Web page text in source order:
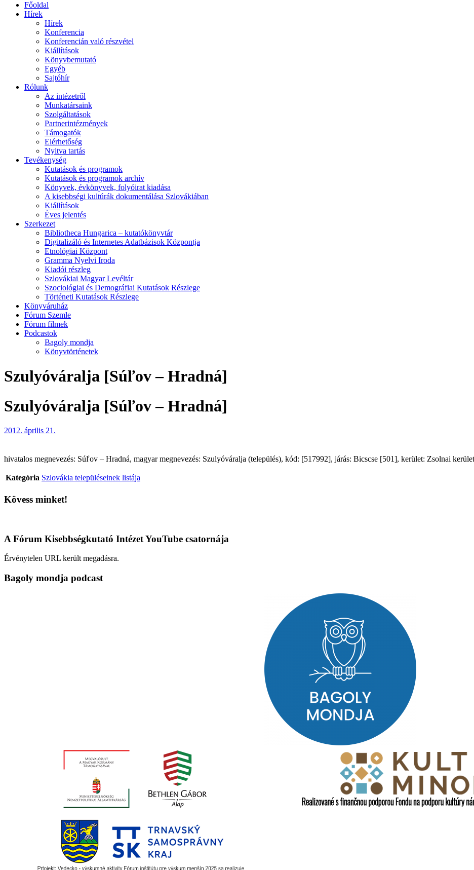
Főoldal
Hírek
Hírek
Konferencia
Konferencián való részvétel
Kiállítások
Könyvbemutató
Egyéb
Sajtóhír
Rólunk
Az intézetről
Munkatársaink
Szolgáltatások
Partnerintézmények
Támogatók
Elérhetőség
Nyitva tartás
Tevékenység
Kutatások és programok
Kutatások és programok archív
Könyvek, évkönyvek, folyóirat kiadása
A kisebbségi kultúrák dokumentálása Szlovákiában
Kiállítások
Éves jelentés
Szerkezet
Bibliotheca Hungarica – kutatókönyvtár
Digitalizáló és Internetes Adatbázisok Központja
Etnológiai Központ
Gramma Nyelvi Iroda
Kiadói részleg
Szlovákiai Magyar Levéltár
Szociológiai és Demográfiai Kutatások Részlege
Történeti Kutatások Részlege
Könyváruház
Fórum Szemle
Fórum filmek
Podcastok
Bagoly mondja
Könyvtörténetek
Szulyóváralja [Súľov – Hradná]
Szulyóváralja [Súľov – Hradná]
2012. április 21.
hivatalos megnevezés: Súľov – Hradná, magyar megnevezés: Szulyóváralja (település), kód: [517992], járás: Bicscse [501], kerület: Zsolnai
Kategória Szlovákia településeinek listája
Kövess minket!
A Fórum Kisebbségkutató Intézet YouTube csatornája
Érvénytelen URL került megadásra.
Bagoly mondja podcast